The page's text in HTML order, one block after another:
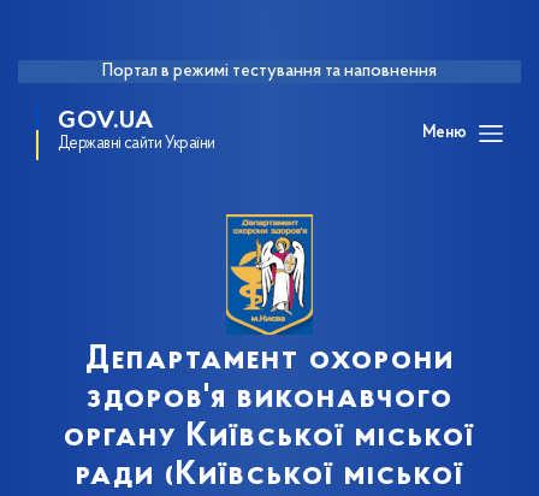
Портал в режимі тестування та наповнення
GOV.UA
Державні сайти України
Меню
Департамент охорони
здоров'я виконавчого
органу Київської міської
ради (Київської міської